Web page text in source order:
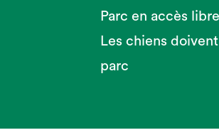
Parc en accès
Les chiens
parc